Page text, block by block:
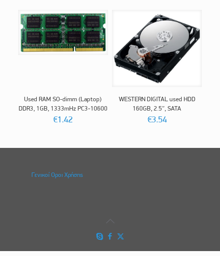
Used RAM SO-dimm (Laptop)
DDR3, 1GB, 1333mHz PC3-10600
€1.42
WESTERN DIGITAL used HDD
160GB, 2.5″, SATA
€3.54
Γενικοί Οροι Χρήσης